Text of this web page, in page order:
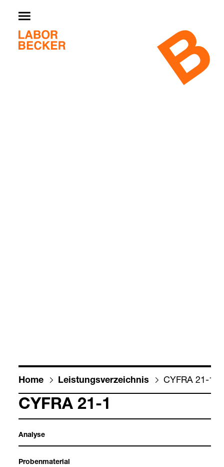
Home Leis­tungs­ver­zeich­nis CYFRA 21-1
CYFRA 21-1
Ana­lyse
Pro­ben­ma­te­rial